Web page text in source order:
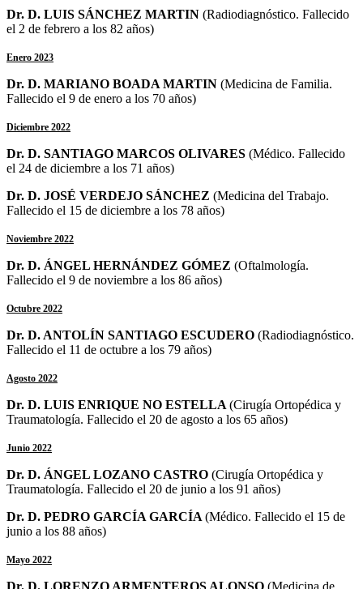
Dr. D. LUIS SÁNCHEZ MARTIN (Radiodiagnóstico. Fallecido
el 2 de febrero a los 82 años)
Enero 2023
Dr. D. MARIANO BOADA MARTIN (Medicina de Familia.
Fallecido el 9 de enero a los 70 años)
Diciembre 2022
Dr. D. SANTIAGO MARCOS OLIVARES (Médico. Fallecido
el 24 de diciembre a los 71 años)
Dr. D. JOSÉ VERDEJO SÁNCHEZ (Medicina del Trabajo.
Fallecido el 15 de diciembre a los 78 años)
Noviembre 2022
Dr. D. ÁNGEL HERNÁNDEZ GÓMEZ (Oftalmología.
Fallecido el 9 de noviembre a los 86 años)
Octubre 2022
Dr. D. ANTOLÍN SANTIAGO ESCUDERO (Radiodiagnóstico.
Fallecido el 11 de octubre a los 79 años)
Agosto 2022
Dr. D. LUIS ENRIQUE NO ESTELLA (Cirugía Ortopédica y
Traumatología. Fallecido el 20 de agosto a los 65 años)
Junio 2022
Dr. D. ÁNGEL LOZANO CASTRO (Cirugía Ortopédica y
Traumatología. Fallecido el 20 de junio a los 91 años)
Dr. D. PEDRO GARCÍA GARCÍA (Médico. Fallecido el 15 de
junio a los 88 años)
Mayo 2022
Dr. D. LORENZO ARMENTEROS ALONSO (Medicina de